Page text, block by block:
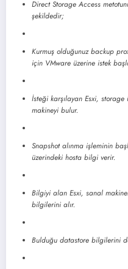
Direct Storage Access
şekildedir;
Kurmuş olduğunuz backup
için VMware üzerine istek
İsteği karşılayan Esxi,
makineyi bulur.
Snapshot alınma işleminin
üzerindeki hosta bilgi verir.
Bilgiyi alan Esxi, sanal
bilgilerini alır.
Bulduğu datastore bilgilerini